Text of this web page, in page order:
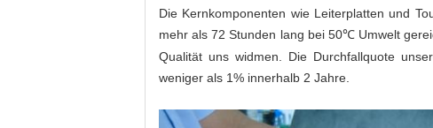
Die Kernkomponenten wie Leiterplatten und
mehr als 72 Stunden lang bei 50℃ Umwelt
Qualität uns widmen. Die Durchfallquote
weniger als 1% innerhalb 2 Jahre.